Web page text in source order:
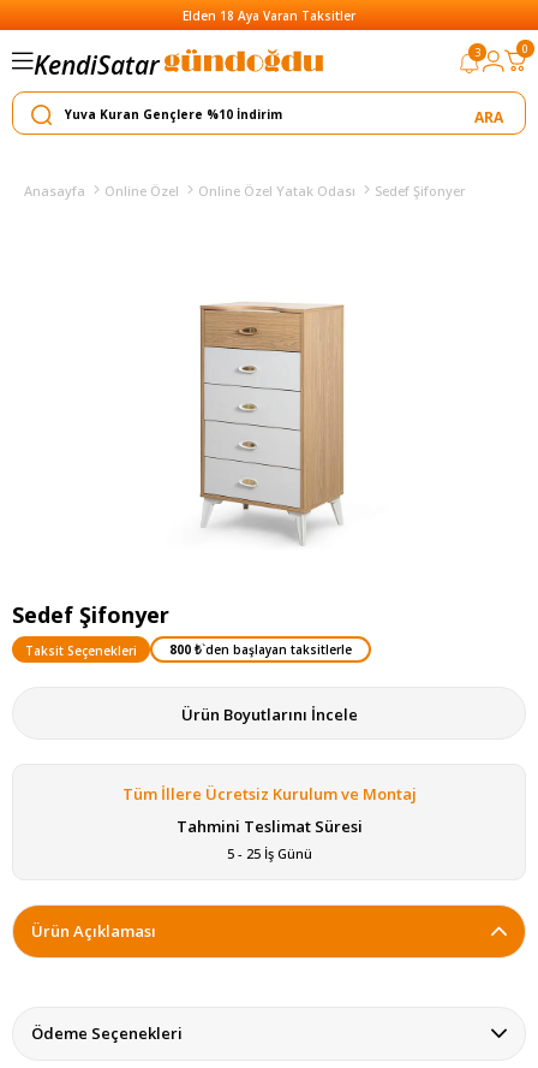
Elden 18 Aya Varan Taksitler
KendiSatar
Yapar
3 0
Anasayfa Online Özel Online Özel Yatak Odası Sedef Şifonyer
Sedef Şifonyer
Taksit Seçenekleri 800 ₺`den başlayan taksitlerle
Ürün Boyutlarını İncele
Tüm İllere Ücretsiz Kurulum ve Montaj
Tahmini Teslimat Süresi
5 - 25 İş Günü
Ürün Açıklaması
Ödeme Seçenekleri